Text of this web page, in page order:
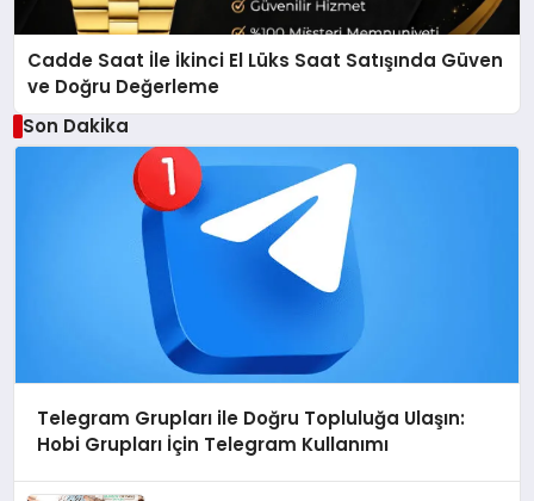
Cadde Saat İle İkinci El Lüks Saat Satışında Güven
ve Doğru Değerleme
Son Dakika
Telegram Grupları ile Doğru Topluluğa Ulaşın:
Hobi Grupları İçin Telegram Kullanımı